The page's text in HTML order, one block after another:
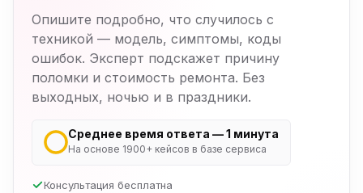
Опишите подробно, что случилось с
техникой — модель, симптомы, коды
ошибок. Эксперт подскажет причину
поломки и стоимость ремонта. Без
выходных, ночью и в праздники.
Среднее время ответа — 1 минута
На основе 1900+ кейсов в базе сервиса
Консультация бесплатна